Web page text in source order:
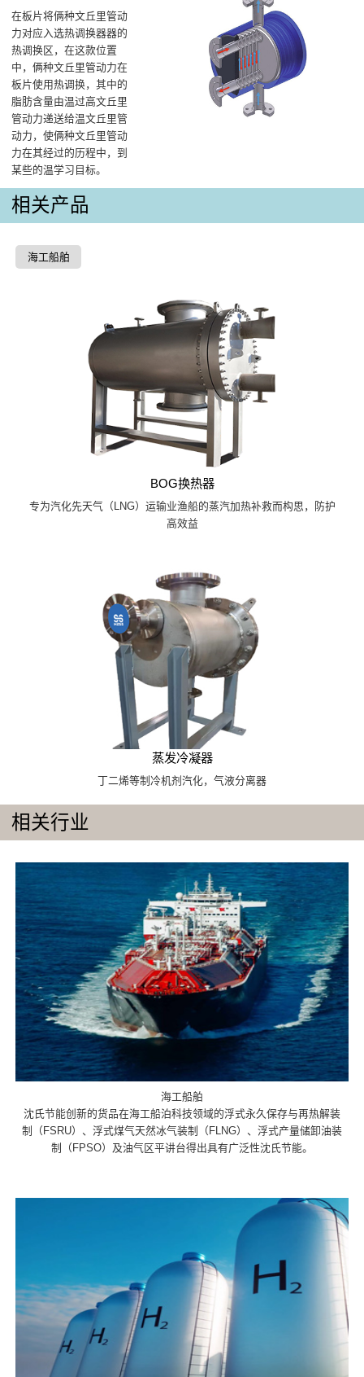
在板片将俩种文丘里管动
力对应入选热调换器器的
热调换区，在这款位置
中，俩种文丘里管动力在
板片使用热调换，其中的
脂肪含量由温过高文丘里
管动力递送给温文丘里管
动力，使俩种文丘里管动
力在其经过的历程中，到
某些的温学习目标。
相关产品
海工船舶
BOG换热器
专为汽化先天气（LNG）运输业渔船的蒸汽加热补救而构思，防护
高效益
蒸发冷凝器
丁二烯等制冷机剂汽化，气液分离器
相关行业
海工船舶
沈氏节能创新的货品在海工船泊科技领域的浮式永久保存与再热解装
制（FSRU）、浮式煤气天然冰气装制（FLNG）、浮式产量储卸油装
制（FPSO）及油气区平讲台得出具有广泛性沈氏节能。